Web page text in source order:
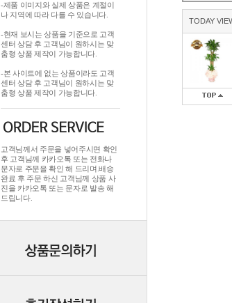
TODAY
-제품 이미지와 실제 상품은 계절이
나 지역에 따라 다를 수 있습니다.
-현재 보시는 상품을 기준으로 고객
센터 상담 후 고객님이 원하시는 맞
춤형 상품 제작이 가능합니다.
-본 사이트에 없는 상품이라도 고객
센터 상담 후 고객님이 원하시는 맞
춤형 상품 제작이 가능합니다.
고객님께서 주문을 넣어주시면 확인
후 고객님께 카카오톡 또는 전화나
문자로 주문을 확인 해 드리며.배송
완료 후 주문 하신 고객님께 상품 사
진을 카카오톡 또는 문자로 발송 해
드립니다.